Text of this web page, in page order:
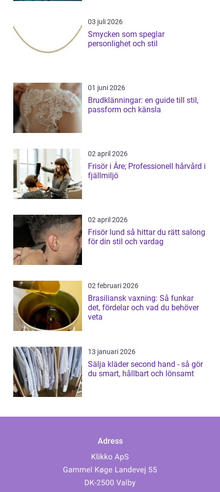
03 juli 2026
Smycken som speglar
personlighet och stil
01 juni 2026
Brudklänningar: en guide till stil,
passform och känsla
02 april 2026
Frisör i Åre; Professionell hårvård i
fjällmiljö
02 april 2026
Frisör lund så hittar du rätt salong
för din stil och vardag
02 februari 2026
Brasiliansk vaxning: Så funkar
det, fördelar och vad du behöver
veta
13 januari 2026
Sälja kläder second hand - så gör
du smart, hållbart och lönsamt
Adress